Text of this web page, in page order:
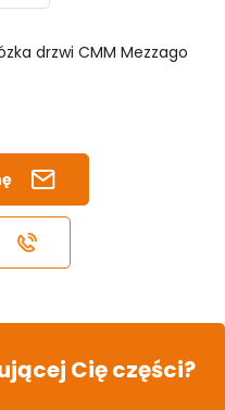
drzwi CMM Mezzago
Cię części?